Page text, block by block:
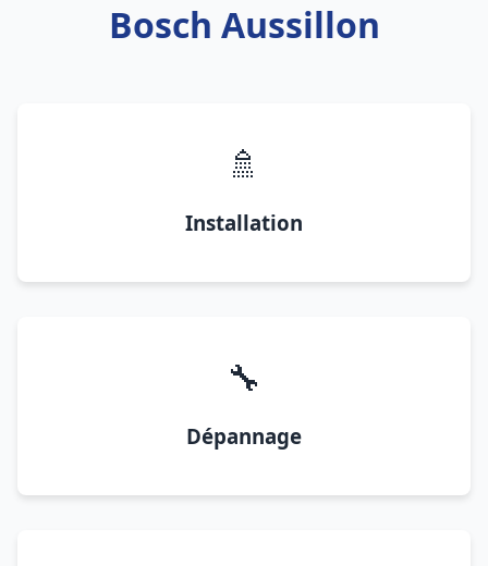
Bosch Aussillon
🚿
Installation
🔧
Dépannage